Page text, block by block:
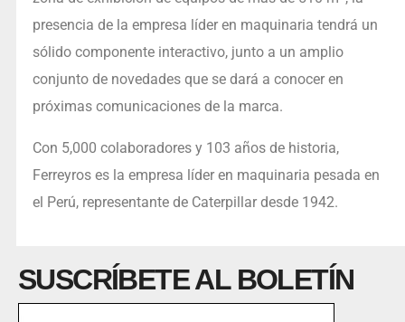
presencia de la empresa líder en maquinaria tendrá un
sólido componente interactivo, junto a un amplio
conjunto de novedades que se dará a conocer en
próximas comunicaciones de la marca.
Con 5,000 colaboradores y 103 años de historia,
Ferreyros es la empresa líder en maquinaria pesada en
el Perú, representante de Caterpillar desde 1942.
SUSCRÍBETE AL BOLETÍN